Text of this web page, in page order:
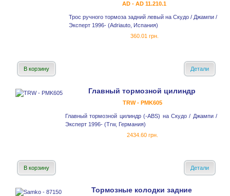
AD - AD 11.210.1
Трос ручного тормоза задний левый на Скудо / Джампи /
Эксперт 1996- (Adriauto, Испания)
360.01 грн.
В корзину Детали
Главный тормозной цилиндр
TRW - PMK605
Главный тормозной цилиндр (-ABS) на Скудо / Джампи /
Эксперт 1996- (Trw, Германия)
2434.60 грн.
В корзину Детали
Тормозные колодки задние